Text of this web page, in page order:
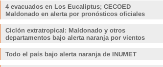
4 evacuados en Los Eucaliptus; CECOED
Maldonado en alerta por pronósticos oficiales
Ciclón extratropical: Maldonado y otros
departamentos bajo alerta naranja por vientos
Todo el país bajo alerta naranja de INUMET